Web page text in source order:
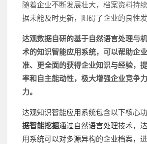
随着企业不断发展壮大，档案资料持
据未能及时更新，阻碍了企业的良性发
达观数据自研的基于自然语言处理与
术的知识智能应用系统，可以帮助企
准、更全面的获得企业知识与经验，
率和自主能动性，极大增强企业竞争
力。
达观知识智能应用系统包含以下核心功
据智能挖掘通过自然语言处理技术，
用系统可以对多源异构的企业档案，